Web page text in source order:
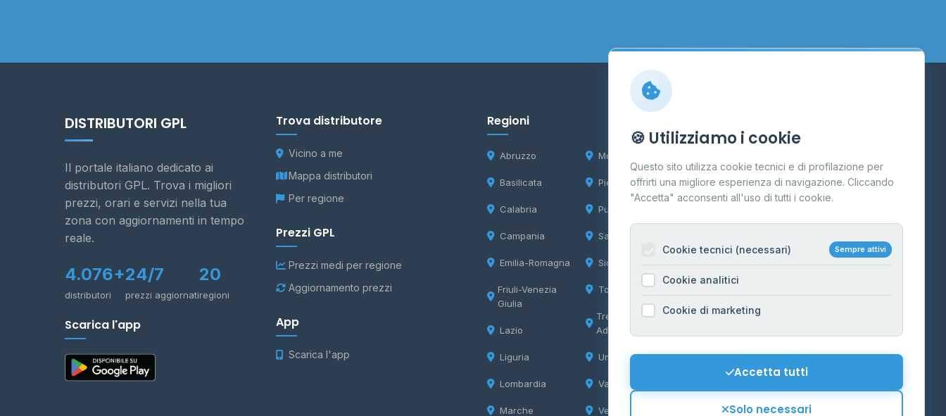
DISTRIBUTORI GPL
Il portale italiano dedicato ai
distributori GPL. Trova i migliori
prezzi, orari e servizi nella tua
zona con aggiornamenti in tempo
reale.
4.076+
distributori
24/7
prezzi aggiornati
20
regioni
Scarica l'app
Trova distributore
Vicino a me
Mappa distributori
Per regione
Prezzi GPL
Prezzi medi per regione
Aggiornamento prezzi
App
Scarica l'app
Regioni
Abruzzo
Basilicata
Calabria
Campania
Emilia-Romagna
Friuli-Venezia
Giulia
Lazio
Liguria
Lombardia
Marche
Molise
Piemonte
Puglia
Sardegna
Sicilia
Toscana
Trentino-Alto
Adige
Umbria
Valle d'Aosta
Veneto
Contatti
Per gestori
Informazioni legali
Privacy Policy
Cookie Policy
Mappa del sito
Contattaci
🍪 Utilizziamo i cookie
Questo sito utilizza cookie tecnici e di profilazione per
offrirti una migliore esperienza di navigazione. Cliccando
"Accetta" acconsenti all'uso di tutti i cookie.
Cookie tecnici (necessari) Sempre attivi
Cookie analitici
Cookie di marketing
Accetta tutti
Solo necessari